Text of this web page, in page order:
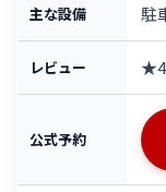
主な設備 駐
レビュー
公式予約